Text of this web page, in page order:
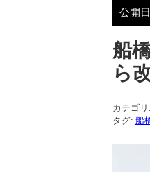
公開日
船
ら
カテゴリ:
タグ: 船